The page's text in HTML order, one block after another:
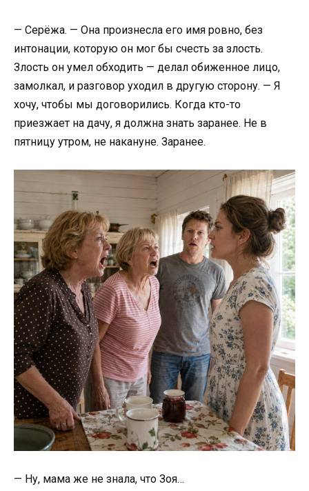
— Серёжа. — Она произнесла его имя ровно, без
интонации, которую он мог бы счесть за злость.
Злость он умел обходить — делал обиженное лицо,
замолкал, и разговор уходил в другую сторону. — Я
хочу, чтобы мы договорились. Когда кто-то
приезжает на дачу, я должна знать заранее. Не в
пятницу утром, не накануне. Заранее.
— Ну, мама же не знала, что Зоя…